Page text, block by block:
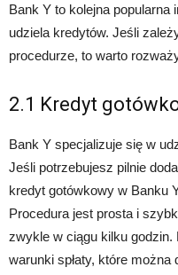
Bank Y to kolejna popularna
udziela kredytów. Jeśli
procedurze, to warto
2.1 Kredyt
Bank Y specjalizuje się w
Jeśli potrzebujesz pilnie
kredyt gotówkowy w Banku
Procedura jest prosta i
zwykle w ciągu kilku godzin.
warunki spłaty, które